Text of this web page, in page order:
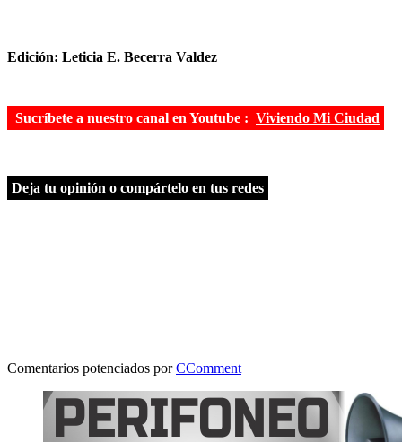
Edición: Leticia E. Becerra Valdez
Sucríbete a nuestro canal en Youtube : Viviendo Mi Ciudad
Deja tu opinión o compártelo en tus redes
Comentarios potenciados porCComment